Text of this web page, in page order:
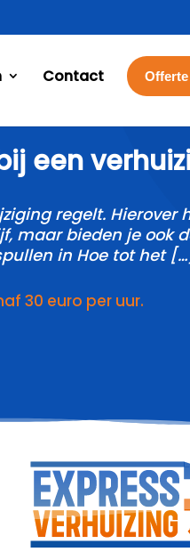
Contact
een
regelt.​ Hierover
maar bieden je ook
in Hoe tot het
30 euro per uur.